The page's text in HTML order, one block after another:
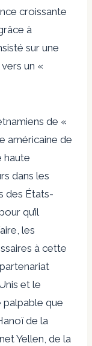
croissante
à
sur une
un «
de «
américaine de
haute
dans les
des États-
qu’il
les
à cette
et le
palpable que
de la
Yellen, de la